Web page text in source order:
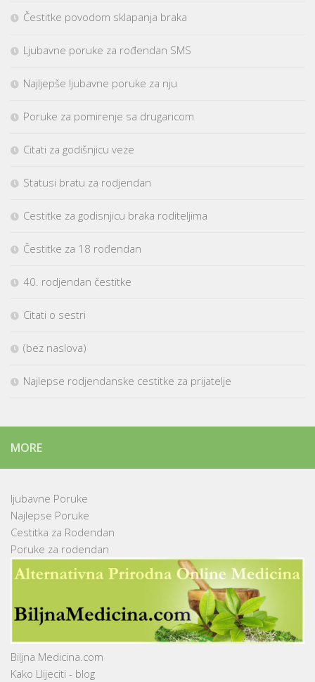
Čestitke povodom sklapanja braka
Ljubavne poruke za rođendan SMS
Najljepše ljubavne poruke za nju
Poruke za pomirenje sa drugaricom
Citati za godišnjicu veze
Statusi bratu za rodjendan
Cestitke za godisnjicu braka roditeljima
Čestitke za 18 rođendan
40. rodjendan čestitke
Citati o sestri
(bez naslova)
Najlepse rodjendanske cestitke za prijatelje
MORE
ljubavne Poruke
Najlepse Poruke
Cestitka za Rodendan
Poruke za rodendan
Biljna Medicina.com
Kako Llijeciti - blog